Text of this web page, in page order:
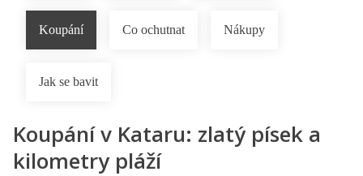
Koupání Co ochutnat Nákupy
Jak se bavit
Koupání v Kataru: zlatý písek a
kilometry pláží